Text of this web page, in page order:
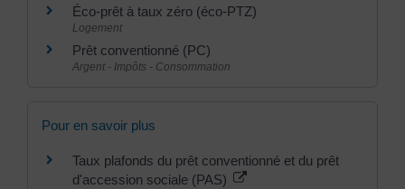
Éco-prêt à taux zéro (éco-PTZ)
Logement
Prêt conventionné (PC)
Argent - Impôts - Consommation
Pour en savoir plus
Taux plafonds du prêt conventionné et du prêt
d'accession sociale (PAS)